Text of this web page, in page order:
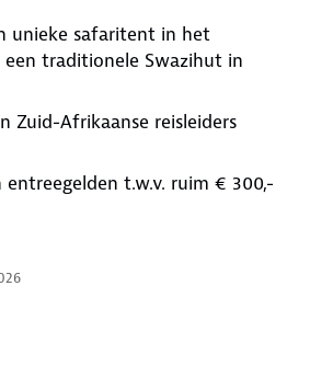
unieke safaritent in het
een traditionele Swazihut in
Zuid-Afrikaanse reisleiders
entreegelden t.w.v. ruim € 300,-